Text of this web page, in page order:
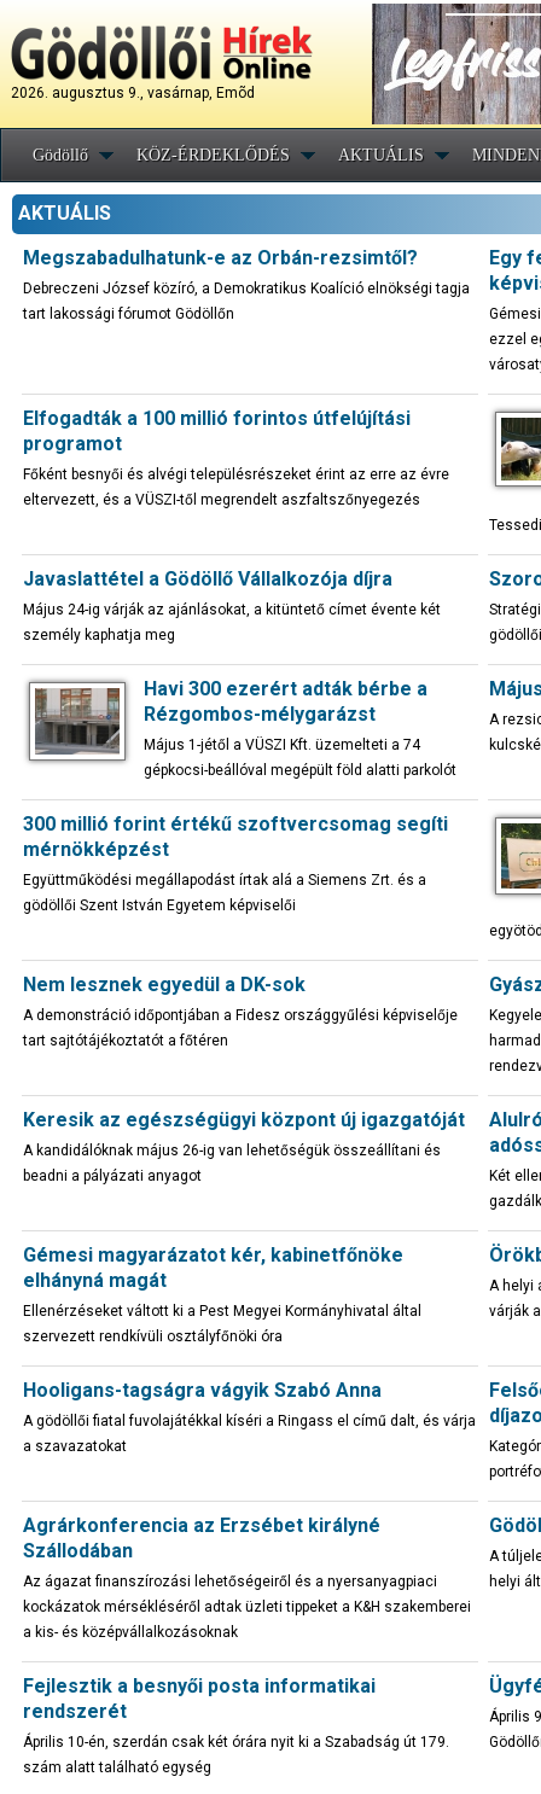
2026. augusztus 9., vasárnap, Emõd
Gödöllő KÖZ-ÉRDEKLŐDÉS AKTUÁLIS
AKTUÁLIS
Megszabadulhatunk-e az Orbán-rezsimtől?
Debreczeni József közíró, a Demokratikus Koalíció elnökségi tagja
tart lakossági fórumot Gödöllőn
Egy
ezzel
Elfogadták a 100 millió forintos útfelújítási
programot
Főként besnyői és alvégi településrészeket érint az erre az évre
eltervezett, és a VÜSZI-től megrendelt aszfaltszőnyegezés
Javaslattétel a Gödöllő Vállalkozója díjra
Május 24-ig várják az ajánlásokat, a kitüntető címet évente két
személy kaphatja meg
Havi 300 ezerért adták bérbe a
Rézgombos-mélygarázst
Május 1-jétől a VÜSZI Kft. üzemelteti a 74
gépkocsi-beállóval megépült föld alatti parkolót
A
300 millió forint értékű szoftvercsomag segíti
mérnökképzést
Együttműködési megállapodást írtak alá a Siemens Zrt. és a
gödöllői Szent István Egyetem képviselői
Nem lesznek egyedül a DK-sok
A demonstráció időpontjában a Fidesz országgyűlési képviselője
tart sajtótájékoztatót a főtéren
Keresik az egészségügyi központ új igazgatóját
A kandidálóknak május 26-ig van lehetőségük összeállítani és
beadni a pályázati anyagot
Két
Gémesi magyarázatot kér, kabinetfőnöke
elhányná magát
Ellenérzéseket váltott ki a Pest Megyei Kormányhivatal által
szervezett rendkívüli osztályfőnöki óra
A helyi
várják
Hooligans-tagságra vágyik Szabó Anna
A gödöllői fiatal fuvolajátékkal kíséri a Ringass el című dalt, és várja
a szavazatokat
Agrárkonferencia az Erzsébet királyné
Szállodában
Az ágazat finanszírozási lehetőségeiről és a nyersanyagpiaci
kockázatok mérsékléséről adtak üzleti tippeket a K&H szakemberei
a kis- és középvállalkozásoknak
A
helyi
Fejlesztik a besnyői posta informatikai
rendszerét
Április 10-én, szerdán csak két órára nyit ki a Szabadság út 179.
szám alatt található egység
Április